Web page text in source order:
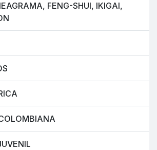
FENG-SHUI, IKIGAI,